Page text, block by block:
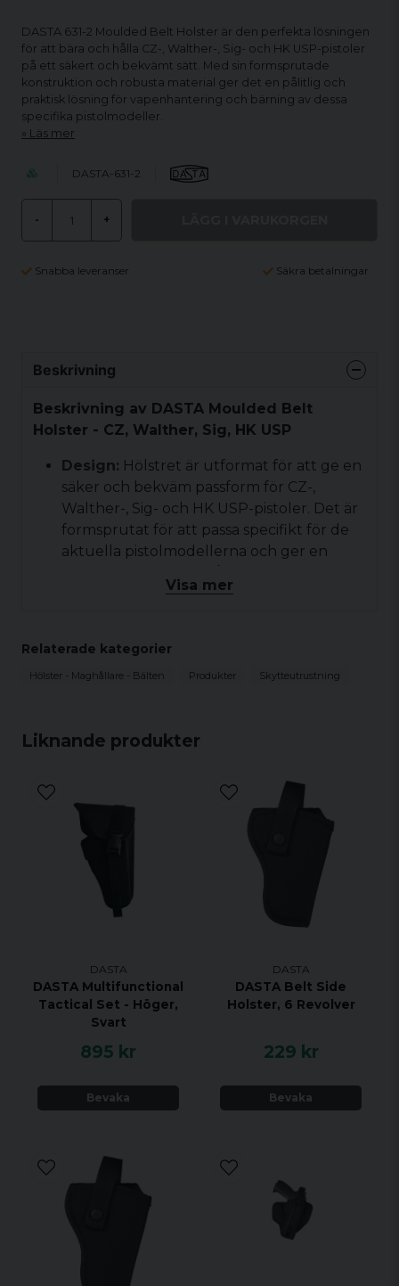
DASTA 631-2 Moulded Belt Holster är den perfekta lösningen
för att bära och hålla CZ-, Walther-, Sig- och HK USP-pistoler
på ett säkert och bekvämt sätt. Med sin formsprutade
konstruktion och robusta material ger det en pålitlig och
praktisk lösning för vapenhantering och bärning av dessa
specifika pistolmodeller.
Läs mer
DASTA-631-2
- +
Snabba leveranser Säkra betalningar
Liknande produkter
DASTA
DASTA Multifunctional
Tactical Set - Höger,
Svart
895 kr
Bevaka
DASTA
DASTA Belt Side
Holster, 6 Revolver
229 kr
Bevaka
Beskrivning
Beskrivning av DASTA Moulded Belt
Holster - CZ, Walther, Sig, HK USP
Design: Hölstret är utformat för att ge en
säker och bekväm passform för CZ-,
Walther-, Sig- och HK USP-pistoler. Det är
formsprutat för att passa specifikt för de
aktuella pistolmodellerna och ger en
Hölstret är tillverkat av slitstarkt
pålitligt skydd för vapnet. Det är
konstruerat för att vara robust och hålla
länge.
som möjliggör enkel och säker montering
på bältet. Det håller holstret på plats och
Hölstret är utformat för
att ge snabb och smidig åtkomst till
pistolen. Det ger enkel och pålitlig
utdragning och sättningsförmåga.
Hög kvalitet:
tillverka högkvalitativa och pålitliga
produkter för professionellt bruk. Hölstret
en säker och bekväm bärning av CZ-,
Walther-, Sig- och HK USP-pistoler.
Visa mer
Relaterade kategorier
Hölster - Maghållare - Bälten Produkter Skytteutrustning